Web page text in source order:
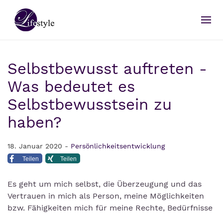
Selbstbewusst auftreten -
Was bedeutet es
Selbstbewusstsein zu
haben?
18. Januar 2020 - Persönlichkeitsentwicklung
Teilen Teilen
Es geht um mich selbst, die Überzeugung und das
Vertrauen in mich als Person, meine Möglichkeiten
bzw. Fähigkeiten mich für meine Rechte, Bedürfnisse